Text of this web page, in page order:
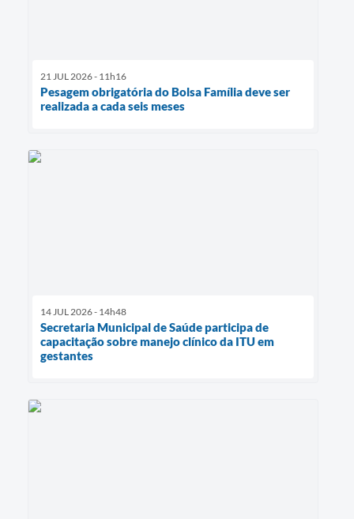
21 JUL 2026 - 11h16
Pesagem obrigatória do Bolsa Família deve ser
realizada a cada seis meses
14 JUL 2026 - 14h48
Secretaria Municipal de Saúde participa de
capacitação sobre manejo clínico da ITU em
gestantes